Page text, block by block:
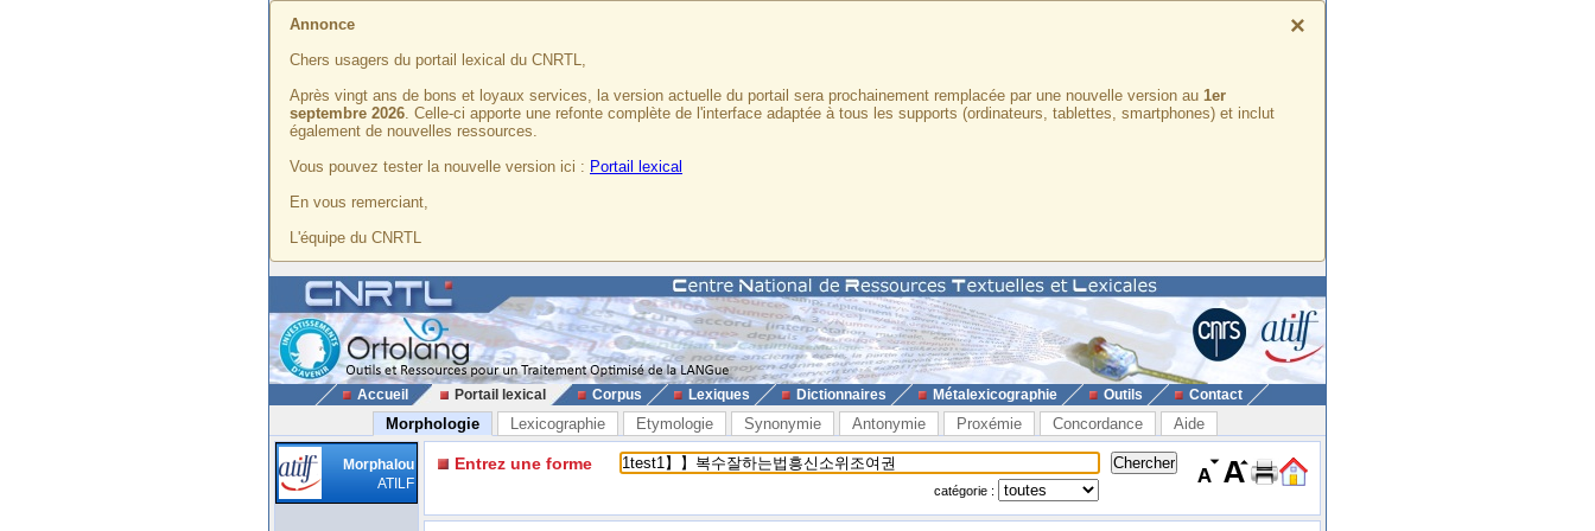
×
Annonce
Chers usagers du portail lexical du CNRTL,
Après vingt ans de bons et loyaux services, la version actuelle du portail sera prochainement remplacée par une nouvelle version au 1er
septembre 2026. Celle-ci apporte une refonte complète de l'interface adaptée à tous les supports (ordinateurs, tablettes, smartphones) et inclut
également de nouvelles ressources.
Vous pouvez tester la nouvelle version ici : Portail lexical
En vous remerciant,
L'équipe du CNRTL
Accueil Portail lexical Corpus Lexiques Dictionnaires Métalexicographie Outils Contact
Morphologie Lexicographie Etymologie Synonymie Antonymie Proxémie Concordance Aide
Morphalou
ATILF
Entrez une forme
catégorie :